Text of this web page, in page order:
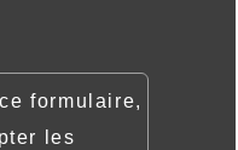
formulaire,
les